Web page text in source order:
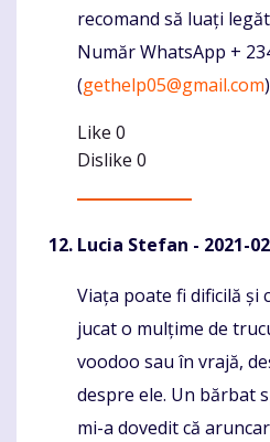
recomand să luați
Număr WhatsApp +
(gethelp05@gmail.com)
Like 0
Dislike 0
Lucia Stefan - 2021-
Komentaras
Viața poate fi dificilă și
jucat o mulțime de
voodoo sau în vrajă,
despre ele. Un bărbat
mi-a dovedit că